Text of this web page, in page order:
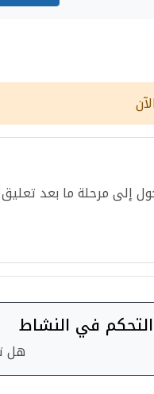
التحكم في النشاط
هل